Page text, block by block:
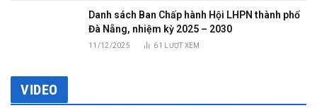
Danh sách Ban Chấp hành Hội LHPN thành phố
Đà Nẵng, nhiệm kỳ 2025 – 2030
11/12/2025 61 LƯỢT XEM
VIDEO